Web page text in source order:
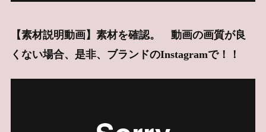
【素材説明動画】素材を確認。 動画の画質が良
くない場合、是非、ブランドのInstagramで！！